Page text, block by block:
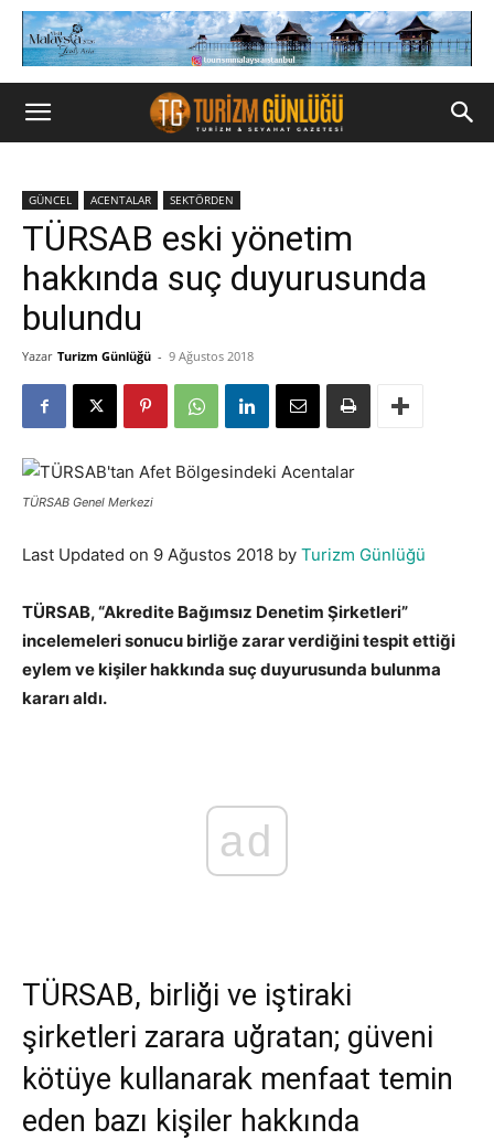
GÜNCEL ACENTALAR SEKTÖRDEN
TÜRSAB eski yönetim
hakkında suç duyurusunda
bulundu
Yazar Turizm Günlüğü - 9 Ağustos 2018
TÜRSAB Genel Merkezi
Last Updated on 9 Ağustos 2018 by Turizm Günlüğü
TÜRSAB, “Akredite Bağımsız Denetim Şirketleri”
incelemeleri sonucu birliğe zarar verdiğini tespit ettiği
eylem ve kişiler hakkında suç duyurusunda bulunma
kararı aldı.
ad
TÜRSAB, birliği ve iştiraki
şirketleri zarara uğratan; güveni
kötüye kullanarak menfaat temin
eden bazı kişiler hakkında